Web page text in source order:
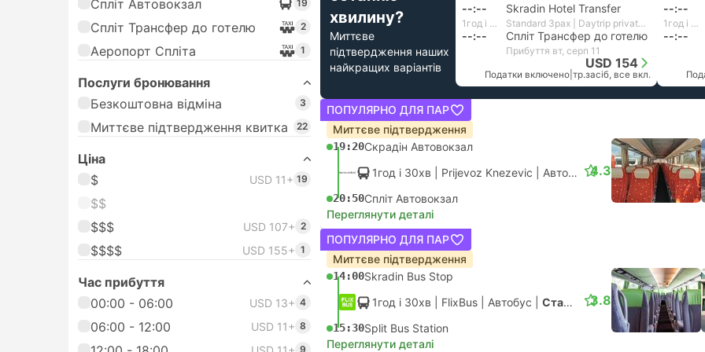
Спліт Автовокзал 19
Спліт Трансфер до готелю 2
Аеропорт Спліта 1
Послуги бронювання
Безкоштовна відміна
3
Миттєве підтвердження квитка 22
Цiна
$
USD 11+ 19
$$
$$$
USD 107+ 2
$$$$ USD 155+ 1
Час прибуття
00:00 - 06:00
USD 13+ 4
06:00 - 12:00 USD 11+ 8
9
хвилину?
Миттєве
підтвердження наших
найкращих варіантів
--:-- Skradin Hotel Transfer
1год і 10хв Standard 3pax | Daytrip private transfer with English speaking driver
--:-- Спліт Трансфер до готелю
Прибуття вт, серп 11
USD 154
Податки включено тр.засіб, все вкл.
--:--
1год і 15хв
--:--
ПОПУЛЯРНО ДЛЯ ПАР
Миттєве підтвердження
19:20Скрадін Автовокзал
1год і 30хв | Prijevoz Knezevic Автобус |Стандарт АС
20:50Спліт Автовокзал
4.3
Переглянути деталі
ПОПУЛЯРНО ДЛЯ ПАР
Миттєве підтвердження
14:00Skradin Bus Stop
1год і 30хв | FlixBus Автобус Стандарт
15:30Split Bus Station
3.8
Переглянути деталі